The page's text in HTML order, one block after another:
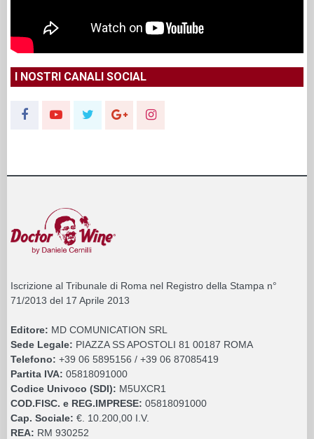
I NOSTRI CANALI SOCIAL
Iscrizione al Tribunale di Roma nel Registro della Stampa n°
71/2013 del 17 Aprile 2013
Editore: MD COMUNICATION SRL
Sede Legale: PIAZZA SS APOSTOLI 81 00187 ROMA
Telefono: +39 06 5895156 / +39 06 87085419
Partita IVA: 05818091000
Codice Univoco (SDI): M5UXCR1
COD.FISC. e REG.IMPRESE: 05818091000
Cap. Sociale: €. 10.200,00 I.V.
REA: RM 930252